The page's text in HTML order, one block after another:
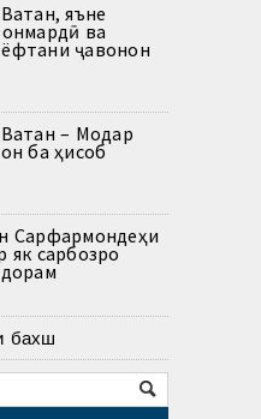
яъне
ва
ҷавонон
– Модар
ба ҳисоб
Сарфармондеҳи
як сарбозро
бахш